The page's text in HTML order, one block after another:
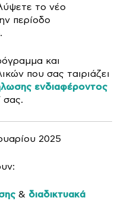
το νέο
περίοδο
.
και
που σας ταιριάζει
ενδιαφέροντος
σας.
2025
& διαδικτυακά